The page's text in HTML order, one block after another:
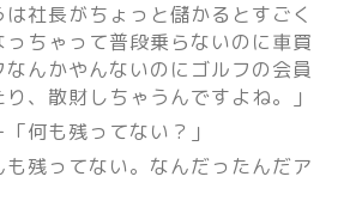
社長がちょっと儲かるとすごく
っちゃって普段乗らないのに車買
なんかやんないのにゴルフの会員
、散財しちゃうんですよね。」
何も残ってない？」
も残ってない。なんだったんだア